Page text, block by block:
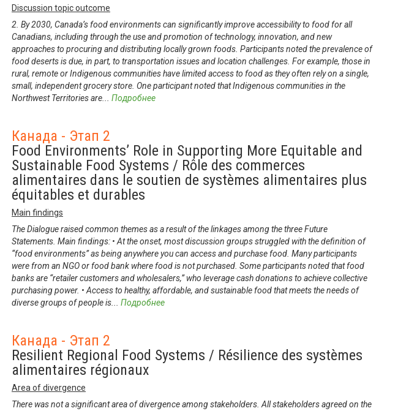
Discussion topic outcome
2. By 2030, Canada’s food environments can significantly improve accessibility to food for all
Canadians, including through the use and promotion of technology, innovation, and new
approaches to procuring and distributing locally grown foods. Participants noted the prevalence of
food deserts is due, in part, to transportation issues and location challenges. For example, those in
rural, remote or Indigenous communities have limited access to food as they often rely on a single,
small, independent grocery store. One participant noted that Indigenous communities in the
Northwest Territories are... Подробнее
Канада - Этап 2
Food Environments’ Role in Supporting More Equitable and
Sustainable Food Systems / Rôle des commerces
alimentaires dans le soutien de systèmes alimentaires plus
équitables et durables
Main findings
The Dialogue raised common themes as a result of the linkages among the three Future
Statements. Main findings: • At the onset, most discussion groups struggled with the definition of
“food environments” as being anywhere you can access and purchase food. Many participants
were from an NGO or food bank where food is not purchased. Some participants noted that food
banks are “retailer customers and wholesalers,” who leverage cash donations to achieve collective
purchasing power. • Access to healthy, affordable, and sustainable food that meets the needs of
diverse groups of people is... Подробнее
Канада - Этап 2
Resilient Regional Food Systems / Résilience des systèmes
alimentaires régionaux
Area of divergence
There was not a significant area of divergence among stakeholders. All stakeholders agreed on the